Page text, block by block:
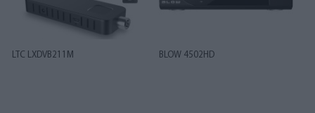
LTC LXDVB211M BLOW 4502HD